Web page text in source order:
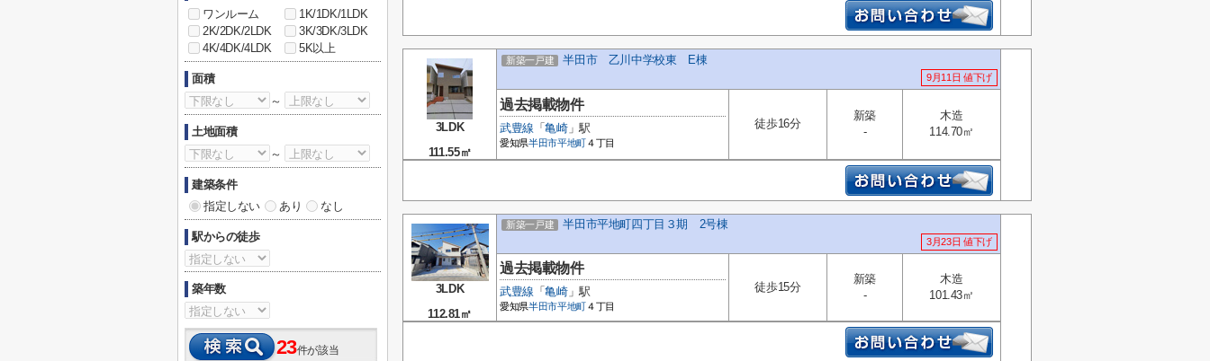
3LDK
111.55㎡
新築一戸建 半田市 乙川中学校東 E棟
9月11日 値下げ
過去掲載物件
武豊線 「亀崎」駅
愛知県半田市平地町 ４丁目
徒歩16分
新築
-
木造
114.70㎡
3LDK
112.81㎡
新築一戸建 半田市平地町四丁目３期 2号棟
3月23日 値下げ
過去掲載物件
武豊線 「亀崎」駅
愛知県半田市平地町 ４丁目
徒歩15分
新築
-
木造
101.43㎡
ワンルーム
1K/1DK/1LDK
2K/2DK/2LDK
3K/3DK/3LDK
4K/4DK/4LDK
5K以上
面積
～
土地面積
～
建築条件
指定しない
あり なし
駅からの徒歩
築年数
23件が該当